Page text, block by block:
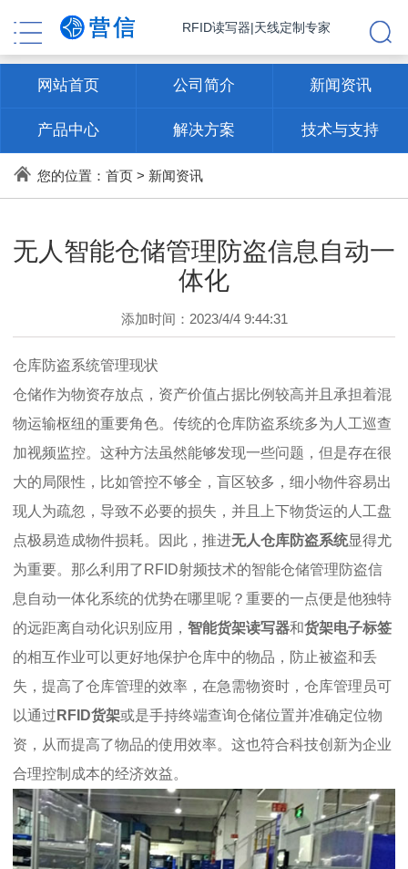
RFID读写器|天线定制专家
网站首页 公司简介 新闻资讯
产品中心 解决方案 技术与支持
联系方式
您的位置： 首页> 新闻资讯
无人智能仓储管理防盗信息自动一
体化
添加时间：2023/4/4 9:44:31
仓库防盗系统管理现状
仓储作为物资存放点，资产价值占据比例较高并且承担着混
物运输枢纽的重要角色。传统的仓库防盗系统多为人工巡查
加视频监控。这种方法虽然能够发现一些问题，但是存在很
大的局限性，比如管控不够全，盲区较多，细小物件容易出
现人为疏忽，导致不必要的损失，并且上下物货运的人工盘
点极易造成物件损耗。因此，推进无人仓库防盗系统显得尤
为重要。那么利用了RFID射频技术的智能仓储管理防盗信
息自动一体化系统的优势在哪里呢？重要的一点便是他独特
的远距离自动化识别应用， 智能货架读写器和货架电子标签
的相互作业可以更好地保护仓库中的物品，防止被盗和丢
失，提高了仓库管理的效率，在急需物资时，仓库管理员可
以通过 RFID货架或是手持终端查询仓储位置并准确定位物
资，从而提高了物品的使用效率。这也符合科技创新为企业
合理控制成本的经济效益。